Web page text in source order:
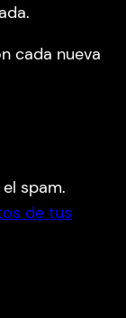
cada nueva
spam.
de tus